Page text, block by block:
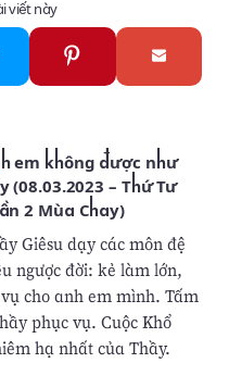
viết này
(08.03.2023 – Thứ Tư
2 Mùa Chay)
Giêsu dạy các môn đệ
ngược đời: kẻ làm lớn,
cho anh em mình. Tấm
phục vụ. Cuộc Khổ
hạ nhất của Thầy.